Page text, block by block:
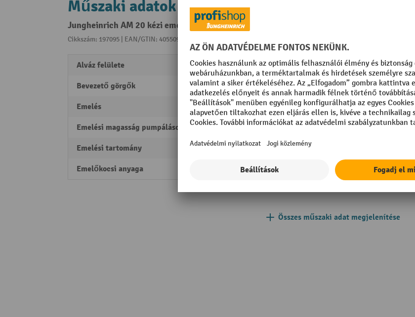
Műszaki adatok
Jungheinrich AM 20 kézi emelőkocsi, teherbírás 2000 mm, villahossz 1150 mm, nylon
Cikkszám: 197095 | EAN/GTIN: 4055091291130
Alváz felülete porfúvott
Bevezető görgők igen
Emelés 115 mm
Emelési magasság pumpálásonként 10 mm
Emelési tartomány 85 - 200 mm
Emelőkocsi anyaga
Süllyesztési
teher nélkül
Teherbírás
Tehergörgő anyag
Teherkerék
Teherkerék
Összes műszaki adat megjelenítése